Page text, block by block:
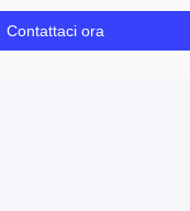
Contattaci ora